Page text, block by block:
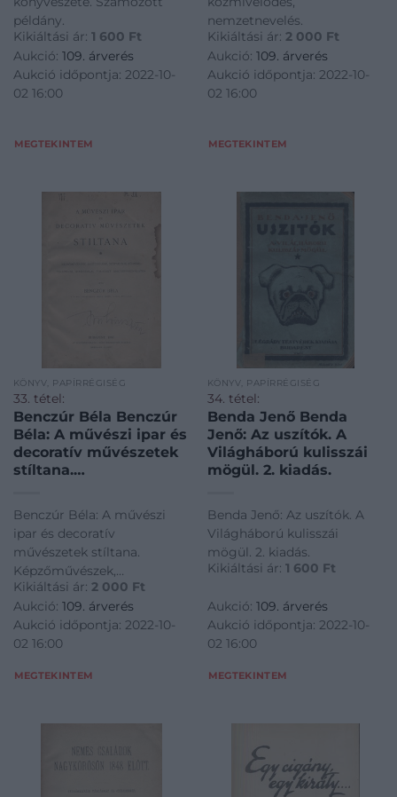
példány.
Kikiáltási ár: 1 600 Ft
Aukció: 109. árverés
Aukció időpontja: 2022-10-
02 16:00
MEGTEKINTEM
nemzetnevelés.
Kikiáltási ár: 2 000 Ft
Aukció: 109. árverés
Aukció időpontja: 2022-10-
02 16:00
MEGTEKINTEM
KÖNYV, PAPÍRRÉGISÉG
33. tétel:
Benczúr Béla Benczúr
Béla: A művészi ipar és
decoratív művészetek
stíltana.
műiparosok részére
technikai, ipariskolai,
valamint
magánhasználatra.
Benczúr Béla: A művészi
ipar és decoratív
művészetek stíltana.
Képzőművészek,
rajztanárok, műiparosok
részére technikai, ipariskolai,
valamint magánhasználatra.
Kikiáltási ár: 2 000 Ft
Aukció: 109. árverés
Aukció időpontja: 2022-10-
02 16:00
MEGTEKINTEM
KÖNYV, PAPÍRRÉGISÉG
34. tétel:
Benda Jenő Benda
Jenő: Az uszítók. A
Világháború kulisszái
mögül. 2. kiadás.
Benda Jenő: Az uszítók. A
Világháború kulisszái
mögül. 2. kiadás.
Kikiáltási ár: 1 600 Ft
Aukció: 109. árverés
Aukció időpontja: 2022-10-
02 16:00
MEGTEKINTEM